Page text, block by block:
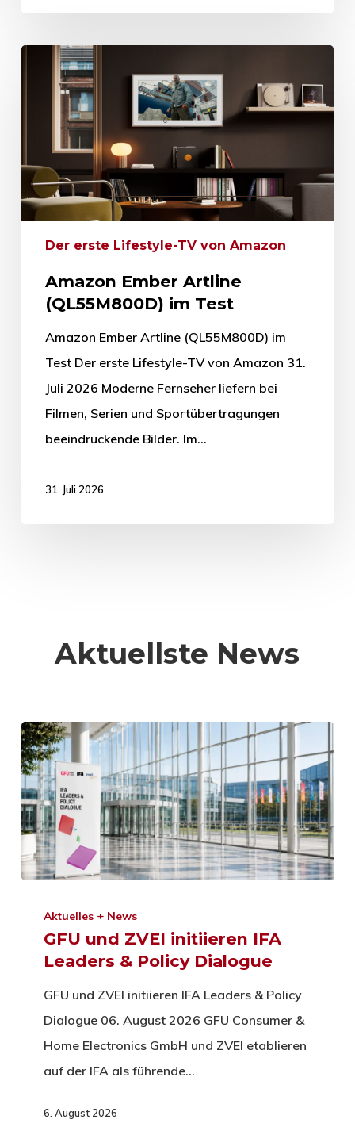
Der erste Lifestyle-TV von Amazon
Amazon Ember Artline
(QL55M800D) im Test
Amazon Ember Artline (QL55M800D) im
Test Der erste Lifestyle-TV von Amazon 31.
Juli 2026 Moderne Fernseher liefern bei
Filmen, Serien und Sportübertragungen
beeindruckende Bilder. Im…
31. Juli 2026
Aktuellste News
Aktuelles + News
GFU und ZVEI initiieren IFA
Leaders & Policy Dialogue
GFU und ZVEI initiieren IFA Leaders & Policy
Dialogue 06. August 2026 GFU Consumer &
Home Electronics GmbH und ZVEI etablieren
auf der IFA als führende…
6. August 2026